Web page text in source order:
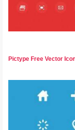
Pictype Free Vector